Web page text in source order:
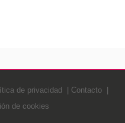
de privacidad
Contacto
de cookies